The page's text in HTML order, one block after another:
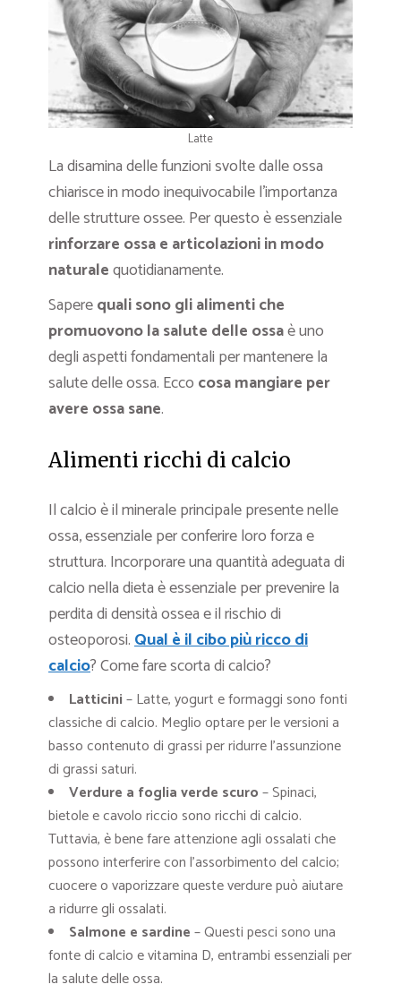
Latte
La disamina delle funzioni svolte dalle ossa
chiarisce in modo inequivocabile l’importanza
delle strutture ossee. Per questo è essenziale
rinforzare ossa e articolazioni in modo
naturalequotidianamente.
Saperequali sono gli alimenti che
promuovono la salute delle ossaè uno
degli aspetti fondamentali per mantenere la
salute delle ossa. Ecco cosa mangiare per
avere ossa sane.
Alimenti ricchi di calcio
Il calcio è il minerale principale presente nelle
ossa, essenziale per conferire loro forza e
struttura. Incorporare una quantità adeguata di
calcio nella dieta è essenziale per prevenire la
perdita di densità ossea e il rischio di
osteoporosi.Qual è il cibo più ricco di
calcio? Come fare scorta di calcio?
Latticini– Latte, yogurt e formaggi sono fonti
classiche di calcio. Meglio optare per le versioni a
basso contenuto di grassi per ridurre l’assunzione
di grassi saturi.
Verdure a foglia verde scuro– Spinaci,
bietole e cavolo riccio sono ricchi di calcio.
Tuttavia, è bene fare attenzione agli ossalati che
possono interferire con l’assorbimento del calcio;
cuocere o vaporizzare queste verdure può aiutare
a ridurre gli ossalati.
Salmone e sardine– Questi pesci sono una
fonte di calcio e vitamina D, entrambi essenziali per
la salute delle ossa.